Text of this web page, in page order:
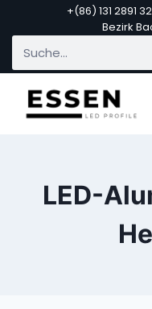
+(86) 131 2891
Bezirk
LED-